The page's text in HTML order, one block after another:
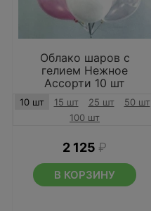
Облако шаров с
гелием Нежное
Ассорти 10 шт
10 шт 15 шт 25 шт
50 шт
100 шт
2 125 ₽
В КОРЗИНУ